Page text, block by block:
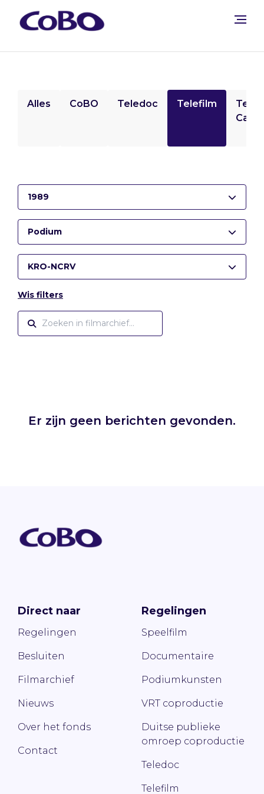
Alles CoBO Teledoc Telefilm
1989
Podium
KRO-NCRV
Wis filters
Er zijn geen berichten gevonden.
Direct naar
Regelingen
Besluiten
Filmarchief
Nieuws
Over het fonds
Contact
Regelingen
Speelfilm
Documentaire
Podiumkunsten
VRT coproductie
Duitse publieke
omroep coproductie
Teledoc
Telefilm